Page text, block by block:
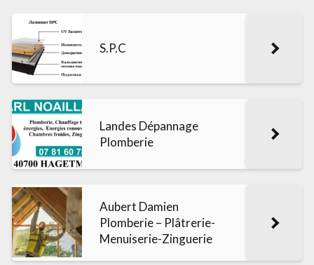
S.P.C
Landes Dépannage
Plomberie
Aubert Damien
Plomberie – Plâtrerie-
Menuiserie-Zinguerie